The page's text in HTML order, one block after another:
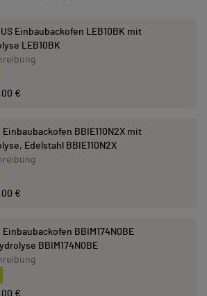
Einbaubackofen LEB10BK mit
LEB10BK
€
Einbaubackofen BBIE110N2X mit
Edelstahl BBIE110N2X
€
Einbaubackofen BBIM174N0BE
BBIM174N0BE
€